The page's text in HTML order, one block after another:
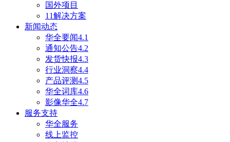
国外项目
11解决方案
新闻动态
华全要闻4.1
通知公告4.2
发货快报4.3
行业洞察4.4
产品评测4.5
华全词库4.6
影像华全4.7
服务支持
华全服务
线上监控